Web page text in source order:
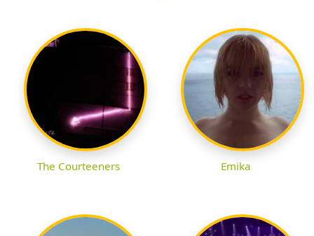
The Courteeners Emika